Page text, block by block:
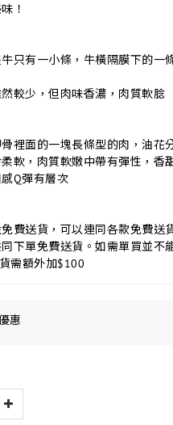
！
只有一小條，牛橫隔膜下的一
較少，但肉味香濃，肉質軟腍
裡面的一塊長條型的肉，油花
軟，肉質軟嫩中帶有彈性，香
Q彈有層次
費送貨，可以連同各款免費送
下單免費送貨。如需單買並不
需額外加$100
惠